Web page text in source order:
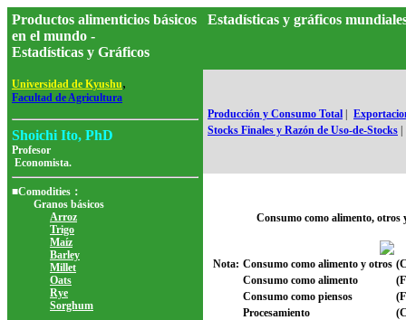
Productos alimenticios básicos
en el mundo -
Estadísticas y Gráficos
Universidad de Kyushu,
Facultad de Agricultura
Shoichi Ito, PhD
Profesor
Economista.
■Comodities：
Granos básicos
Arroz
Trigo
Maíz
Barley
Millet
Oats
Rye
Sorghum
Estadísticas y gráficos
Producción y Consumo Total
Stocks Finales y Razón de Uso-de-Stocks
Consumo como alimento, otros
Nota: Consumo como alimento y otros
Consumo como alimento
Consumo como piensos
Procesamiento